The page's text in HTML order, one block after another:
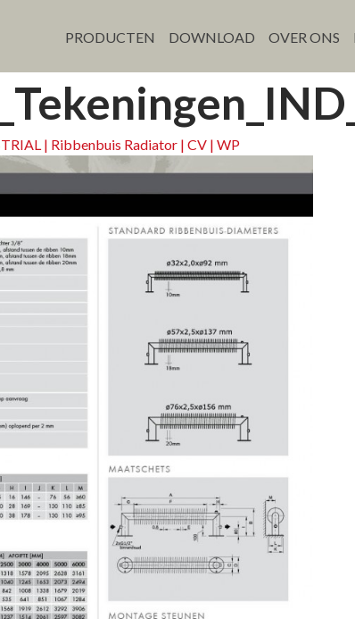
PRODUCTEN DOWNLOAD OVER ONS
| Ribbenbuis Radiator | CV | WP